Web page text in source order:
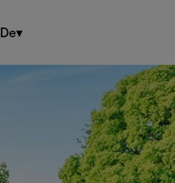
De▾